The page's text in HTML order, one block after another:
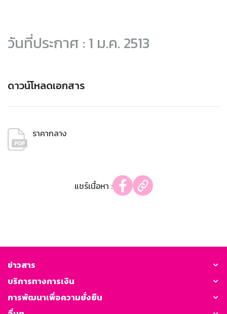
วันที่ประกาศ : 1 ม.ค. 2513
ดาวน์โหลดเอกสาร
ราคากลาง
แชร์เนื้อหา :
ข่าวสาร
บริการทางการเงิน
การพัฒนาเพื่อความยั่งยืน